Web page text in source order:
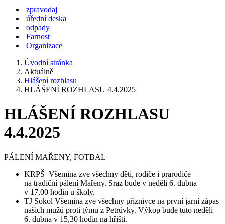
zpravodaj
úřední deska
odpady
Farnost
Organizace
Úvodní stránka
Aktuálně
Hlášení rozhlasu
HLÁŠENÍ ROZHLASU 4.4.2025
HLÁŠENÍ ROZHLASU
4.4.2025
PÁLENÍ MAŘENY, FOTBAL
KRPŠ Všemina zve všechny děti, rodiče i prarodiče
na tradiční pálení Mařeny. Sraz bude v neděli 6. dubna
v 17,00 hodin u školy.
TJ Sokol Všemina zve všechny příznivce na první jarní zápas
našich mužů proti týmu z Petrůvky. Výkop bude tuto neděli
6. dubna v 15,30 hodin na hřišti.